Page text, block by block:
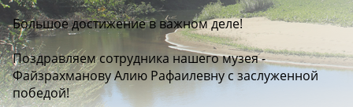
Большое достижение в важном деле!
Поздравляем сотрудника нашего музея -
Файзрахманову Алию Рафаилевну с заслуженной
победой!